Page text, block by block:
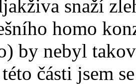
snaží
homo
by nebyl
části jsem